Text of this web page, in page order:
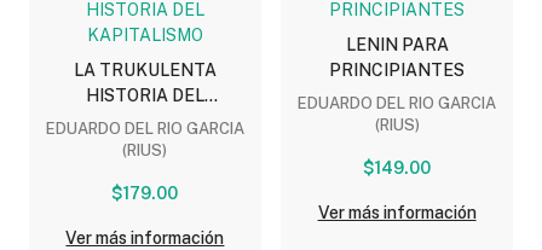
LA TRUKULENTA
HISTORIA DEL
KAPITALISMO
EDUARDO DEL RIO GARCIA
(RIUS)
$179.00
Ver más información
LENIN PARA
PRINCIPIANTES
EDUARDO DEL RIO GARCIA
(RIUS)
$149.00
Ver más información